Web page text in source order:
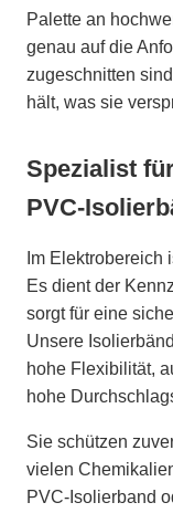
Palette an
genau auf die
zugeschnitten
hält, was sie
Spezialist
PVC-
Im Elektrobereich
Es dient der
sorgt für eine
Unsere
hohe Flexibilität,
hohe
Sie schützen
vielen
PVC-Isolierband